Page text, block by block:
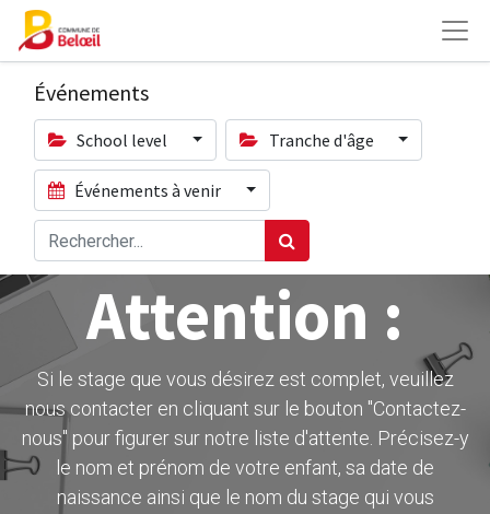
Événements
School level Tranche d'âge
Événements à venir
Attention :
Si le stage que vous désirez est complet, veuillez
nous contacter en cliquant sur le bouton ''Contactez-
nous" pour figurer sur notre liste d'attente. Précisez-y
le nom et prénom de votre enfant, sa date de
naissance ainsi que le nom du stage qui vous